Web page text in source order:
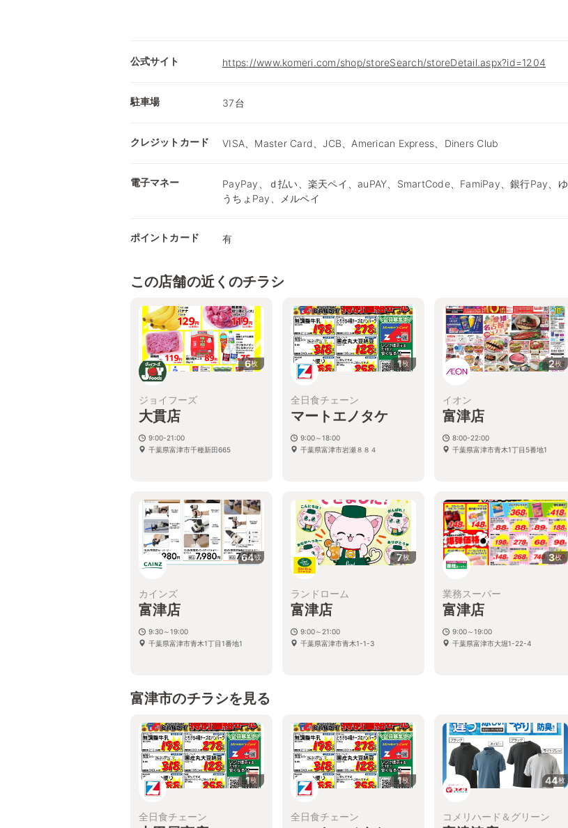
公式サイト https://www.komeri.com/shop/storeSearch/storeDetail.aspx?id=1204
駐車場 37台
クレジットカード VISA、Master Card、JCB、American Express、Diners Club
電子マネー
PayPay、ｄ払い、楽天ペイ、auPAY、SmartCode、FamiPay、銀行Pay、ゆ
うちょPay、メルペイ
ポイントカード 有
この店舗の近くのチラシ
6枚
ジョイフーズ
大貫店
9:00-21:00
千葉県富津市千種新田665
1枚
全日食チェーン
マートエノタケ
9:00～18:00
千葉県富津市岩瀬８８４
2枚
イオン
富津店
8:00-22:00
千葉県富津市青木1丁目5番地1
64枚
カインズ
富津店
9:30～19:00
千葉県富津市青木1丁目1番地1
7枚
ランドローム
富津店
9:00～21:00
千葉県富津市青木1-1-3
3枚
業務スーパー
富津店
9:00～19:00
千葉県富津市大堀1-22-4
富津市のチラシを見る
1枚
全日食チェーン
1枚
全日食チェーン
44枚
コメリハード＆グリーン